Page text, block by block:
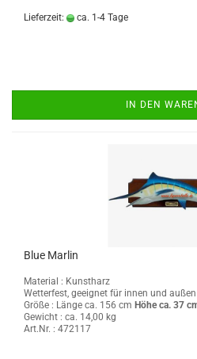
Lieferzeit: ca. 1-4 Tage
IN DEN
Blue Marlin
Material : Kunstharz
Wetterfest, geeignet für innen und außen
Größe : Länge ca. 156 cm Höhe ca. 37
Gewicht : ca. 14,00 kg
Art.Nr. : 472117